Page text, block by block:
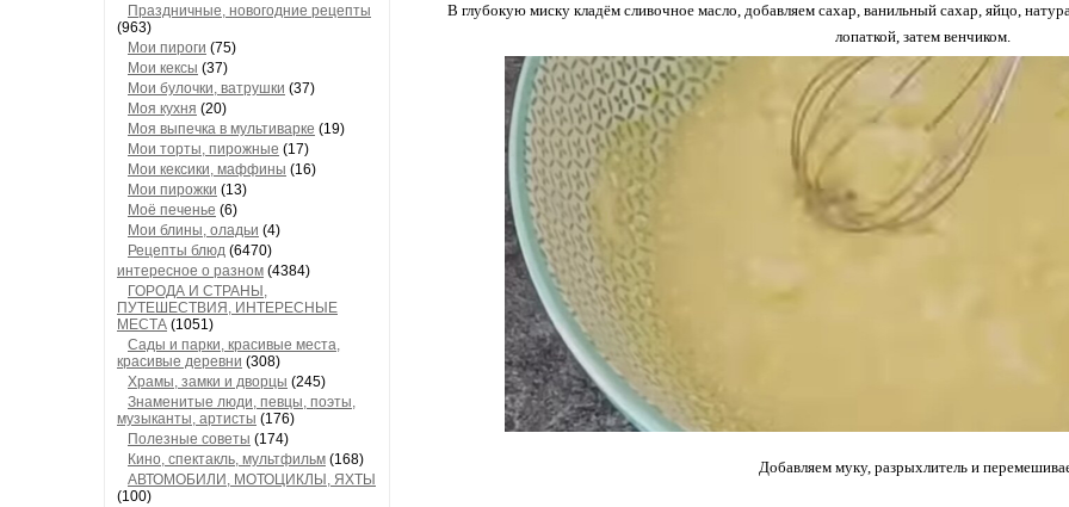
Праздничные, новогодние рецепты
(963)
Мои пироги (75)
Мои кексы (37)
Мои булочки, ватрушки (37)
Моя кухня (20)
Моя выпечка в мультиварке (19)
Мои торты, пирожные (17)
Мои кексики, маффины (16)
Мои пирожки (13)
Моё печенье (6)
Мои блины, оладьи (4)
Рецепты блюд (6470)
интересное о разном (4384)
ГОРОДА И СТРАНЫ,
ПУТЕШЕСТВИЯ, ИНТЕРЕСНЫЕ
МЕСТА (1051)
Сады и парки, красивые места,
красивые деревни (308)
Храмы, замки и дворцы (245)
Знаменитые люди, певцы, поэты,
музыканты, артисты (176)
Полезные советы (174)
Кино, спектакль, мультфильм (168)
АВТОМОБИЛИ, МОТОЦИКЛЫ, ЯХТЫ
(100)
В глубокую миску кладём сливочное масло, добавляем сахар, ванильный сахар, яйцо,
лопаткой, затем венчиком.
Добавляем муку, разрыхлитель и